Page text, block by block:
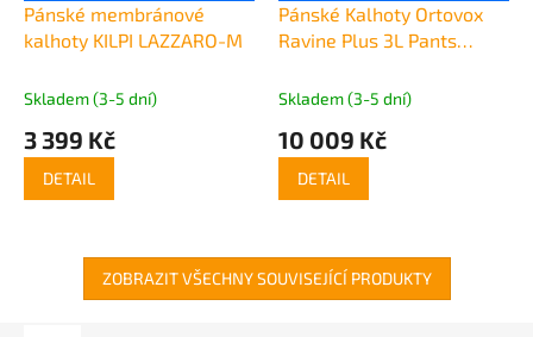
Pánské membránové
kalhoty KILPI LAZZARO-M
Skladem (3-5 dní)
3 399 Kč
DETAIL
Pánské Kalhoty Ortovox
Ravine Plus 3L Pants
Skladem (3-5 dní)
10 009 Kč
DETAIL
ZOBRAZIT VŠECHNY SOUVISEJÍCÍ PRODUKTY